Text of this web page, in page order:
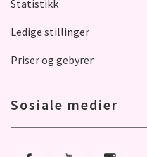
Statistikk
Ledige stillinger
Priser og gebyrer
Sosiale medier